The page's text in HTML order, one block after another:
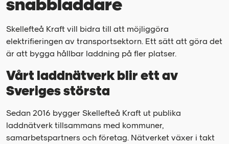
snabbladdare
Skellefteå Kraft vill bidra till att möjliggöra
elektrifieringen av transportsektorn. Ett sätt att göra det
är att bygga hållbar laddning på fler platser.
Vårt laddnätverk blir ett av
Sveriges största
Sedan 2016 bygger Skellefteå Kraft ut publika
laddnätverk tillsammans med kommuner,
samarbetspartners och företag. Nätverket växer i takt